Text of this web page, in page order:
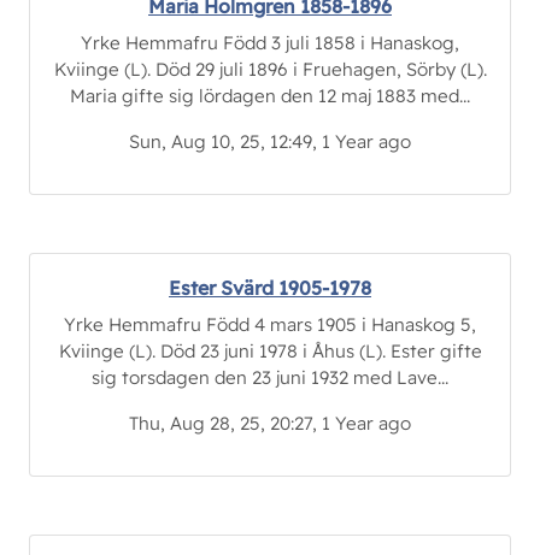
Maria Holmgren 1858-1896
Yrke Hemmafru Född 3 juli 1858 i Hanaskog,
Kviinge (L). Död 29 juli 1896 i Fruehagen, Sörby (L).
Maria gifte sig lördagen den 12 maj 1883 med...
Sun, Aug 10, 25, 12:49, 1 Year ago
Ester Svärd 1905-1978
Yrke Hemmafru Född 4 mars 1905 i Hanaskog 5,
Kviinge (L). Död 23 juni 1978 i Åhus (L). Ester gifte
sig torsdagen den 23 juni 1932 med Lave...
Thu, Aug 28, 25, 20:27, 1 Year ago